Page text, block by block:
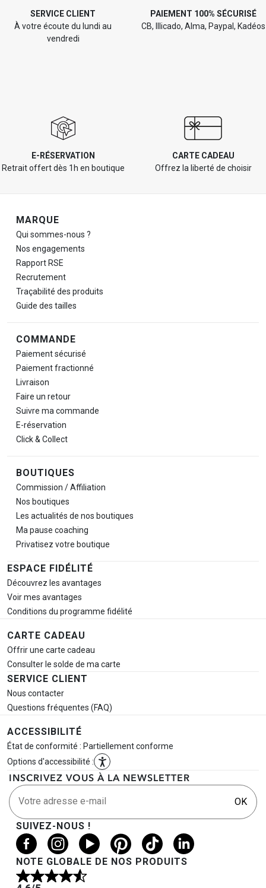
SERVICE CLIENT
À votre écoute du lundi au
vendredi
PAIEMENT 100% SÉCURISÉ
CB, Illicado, Alma, Paypal, Kadéos
E-RÉSERVATION
Retrait offert dès 1h en boutique
CARTE CADEAU
Offrez la liberté de choisir
Navigation de pied de page
MARQUE
Qui sommes-nous ?
Nos engagements
Rapport RSE
Recrutement
Traçabilité des produits
Guide des tailles
COMMANDE
Paiement sécurisé
Paiement fractionné
Livraison
Faire un retour
Suivre ma commande
E-réservation
Click & Collect
BOUTIQUES
Commission / Affiliation
Nos boutiques
Les actualités de nos boutiques
Ma pause coaching
Privatisez votre boutique
ESPACE FIDÉLITÉ
Découvrez les avantages
Voir mes avantages
Conditions du programme fidélité
CARTE CADEAU
Offrir une carte cadeau
Consulter le solde de ma carte
SERVICE CLIENT
Nous contacter
Questions fréquentes (FAQ)
ACCESSIBILITÉ
État de conformité : Partiellement conforme
Options d'accessibilité :
INSCRIVEZ VOUS À LA NEWSLETTER
Votre adresse e-mail OK
SUIVEZ-NOUS !
NOTE GLOBALE DE NOS PRODUITS